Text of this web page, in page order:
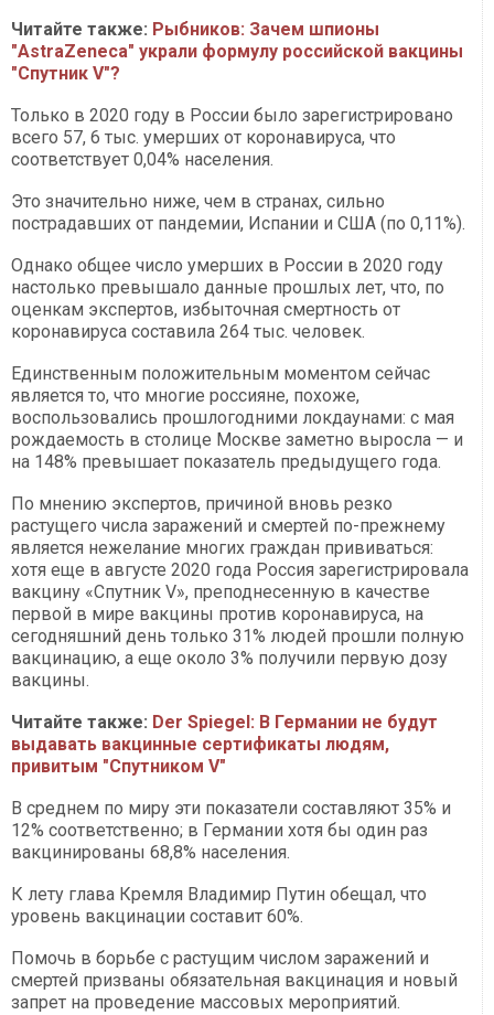
Читайте также: Рыбников: Зачем шпионы
"AstraZeneca" украли формулу российской вакцины
"Спутник V"?
Только в 2020 году в России было зарегистрировано
всего 57, 6 тыс. умерших от коронавируса, что
соответствует 0,04% населения.
Это значительно ниже, чем в странах, сильно
пострадавших от пандемии, Испании и США (по 0,11%).
Однако общее число умерших в России в 2020 году
настолько превышало данные прошлых лет, что, по
оценкам экспертов, избыточная смертность от
коронавируса составила 264 тыс. человек.
Единственным положительным моментом сейчас
является то, что многие россияне, похоже,
воспользовались прошлогодними локдаунами: с мая
рождаемость в столице Москве заметно выросла — и
на 148% превышает показатель предыдущего года.
По мнению экспертов, причиной вновь резко
растущего числа заражений и смертей по-прежнему
является нежелание многих граждан прививаться:
хотя еще в августе 2020 года Россия зарегистрировала
вакцину «Спутник V», преподнесенную в качестве
первой в мире вакцины против коронавируса, на
сегодняшний день только 31% людей прошли полную
вакцинацию, а еще около 3% получили первую дозу
вакцины.
Читайте также: Der Spiegel: В Германии не будут
выдавать вакцинные сертификаты людям,
привитым "Спутником V"
В среднем по миру эти показатели составляют 35% и
12% соответственно; в Германии хотя бы один раз
вакцинированы 68,8% населения.
К лету глава Кремля Владимир Путин обещал, что
уровень вакцинации составит 60%.
Помочь в борьбе с растущим числом заражений и
смертей призваны обязательная вакцинация и новый
запрет на проведение массовых мероприятий.